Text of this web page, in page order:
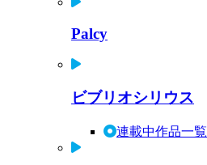
Palcy
ビブリオシリウス
連載中作品一覧